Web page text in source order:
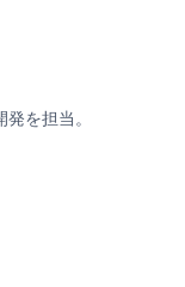
を担当。